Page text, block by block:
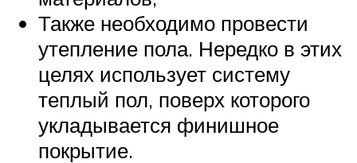
Также необходимо провести
утепление пола. Нередко в этих
целях использует систему
теплый пол, поверх которого
укладывается финишное
покрытие.